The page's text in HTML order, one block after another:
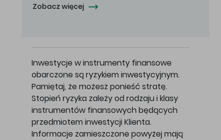
Zobacz więcej
Inwestycje w instrumenty finansowe
obarczone są ryzykiem inwestycyjnym.
Pamiętaj, że możesz ponieść stratę.
Stopień ryzyka zależy od rodzaju i klasy
instrumentów finansowych będących
przedmiotem inwestycji Klienta.
Informacje zamieszczone powyżej mają